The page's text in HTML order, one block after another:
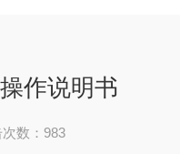
作说明书
次数：983